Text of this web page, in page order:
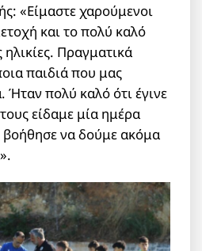
«Είμαστε χαρούμενοι
και το πολύ καλό
ηλικίες. Πραγματικά
παιδιά που μας
Ήταν πολύ καλό ότι έγινε
είδαμε μία ημέρα
βοήθησε να δούμε ακόμα